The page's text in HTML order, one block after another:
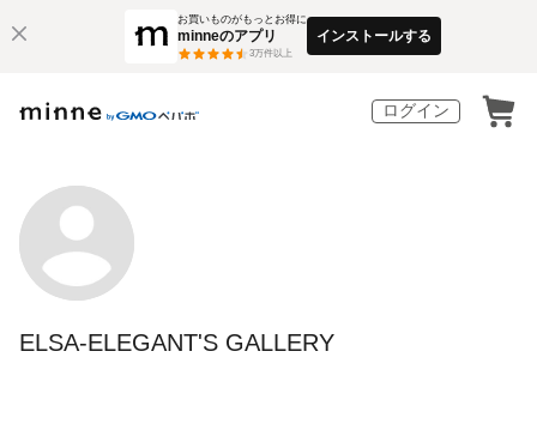
お買いものがもっとお得に
minneのアプリ
3万件以上
インストールする
ログイン
ELSA-ELEGANT'S GALLERY